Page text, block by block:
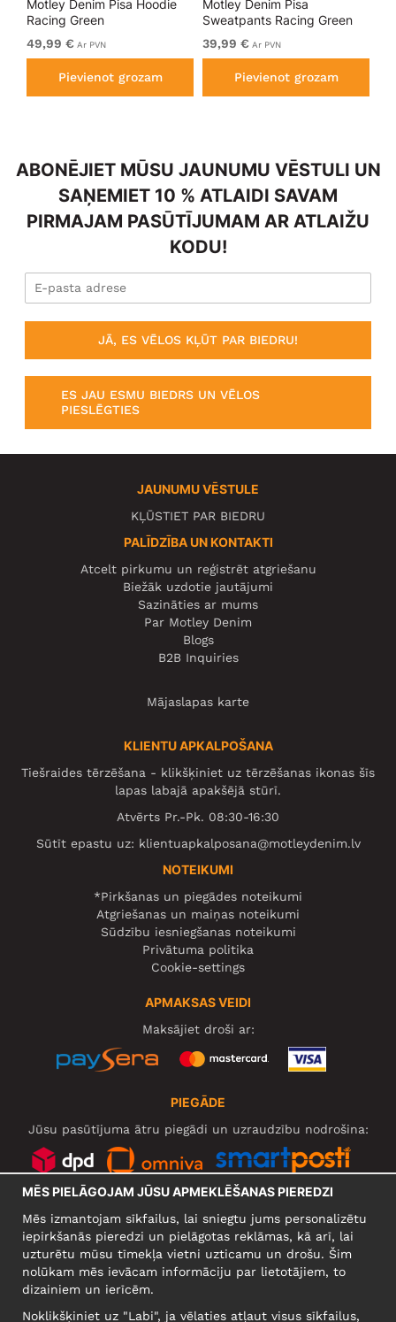
Motley Denim Pisa Hoodie
Racing Green
49,99 € Ar PVN
Pievienot grozam
Motley Denim Pisa
Sweatpants Racing Green
39,99 € Ar PVN
Pievienot grozam
ABONĒJIET MŪSU JAUNUMU VĒSTULI UN
SAŅEMIET 10 % ATLAIDI SAVAM
PIRMAJAM PASŪTĪJUMAM AR ATLAIŽU
KODU!
JĀ, ES VĒLOS KĻŪT PAR BIEDRU!
ES JAU ESMU BIEDRS UN VĒLOS
PIESLĒGTIES
JAUNUMU VĒSTULE
KĻŪSTIET PAR BIEDRU
PALĪDZĪBA UN KONTAKTI
Atcelt pirkumu un reģistrēt atgriešanu
Biežāk uzdotie jautājumi
Sazināties ar mums
Par Motley Denim
Blogs
B2B Inquiries
Mājaslapas karte
KLIENTU APKALPOŠANA
Tiešraides tērzēšana - klikšķiniet uz tērzēšanas ikonas šīs
lapas labajā apakšējā stūrī.
Atvērts Pr.-Pk. 08:30-16:30
Sūtīt epastu uz: klientuapkalposana@motleydenim.lv
NOTEIKUMI
*Pirkšanas un piegādes noteikumi
Atgriešanas un maiņas noteikumi
Sūdzību iesniegšanas noteikumi
Privātuma politika
Cookie-settings
APMAKSAS VEIDI
Maksājiet droši ar:
PIEGĀDE
Jūsu pasūtījuma ātru piegādi un uzraudzību nodrošina:
UZŅĒMUMS
MĒS PIELĀGOJAM JŪSU APMEKLĒŠANAS PIEREDZI
Mēs izmantojam sīkfailus, lai sniegtu jums personalizētu
iepirkšanās pieredzi un pielāgotas reklāmas, kā arī, lai
uzturētu mūsu tīmekļa vietni uzticamu un drošu. Šim
nolūkam mēs ievācam informāciju par lietotājiem, to
dizainiem un ierīcēm.
Noklikšķiniet uz "Labi", ja vēlaties atļaut visus sīkfailus,